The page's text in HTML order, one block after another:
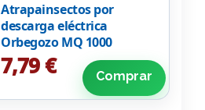
Atrapainsectos por
descarga eléctrica
Orbegozo MQ 1000
7,79 € Comprar